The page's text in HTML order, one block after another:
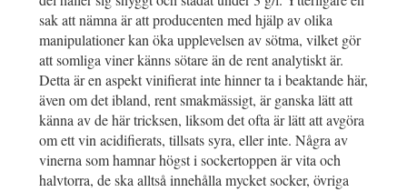
sak att nämna är att producenten med hjälp av olika
manipulationer kan öka upplevelsen av sötma, vilket gör
att somliga viner känns sötare än de rent analytiskt är.
Detta är en aspekt vinifierat inte hinner ta i beaktande här,
även om det ibland, rent smakmässigt, är ganska lätt att
känna av de här tricksen, liksom det ofta är lätt att avgöra
om ett vin acidifierats, tillsats syra, eller inte. Några av
vinerna som hamnar högst i sockertoppen är vita och
halvtorra, de ska alltså innehålla mycket socker, övriga